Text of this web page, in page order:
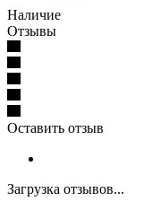
Наличие
Отзывы
Оставить отзыв
Загрузка отзывов...